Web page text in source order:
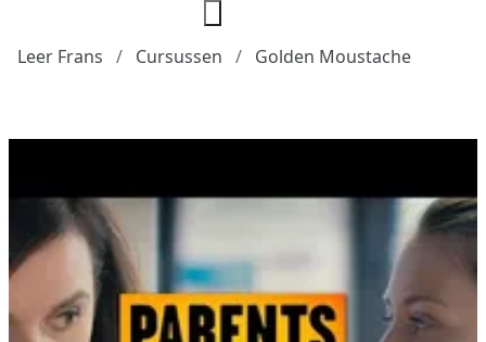
Leer Frans Cursussen Golden Moustache